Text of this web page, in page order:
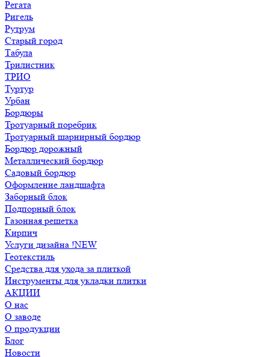
Регата
Ригель
Рутрум
Старый город
Табула
Трилистник
ТРИО
Туртур
Урбан
Бордюры
Тротуарный поребрик
Тротуарный шарнирный бордюр
Бордюр дорожный
Металлический бордюр
Садовый бордюр
Оформление ландшафта
Заборный блок
Подпорный блок
Газонная решетка
Кирпич
Услуги дизайна !NEW
Геотекстиль
Средства для ухода за плиткой
Инструменты для укладки плитки
АКЦИИ
О нас
О заводе
О продукции
Блог
Новости